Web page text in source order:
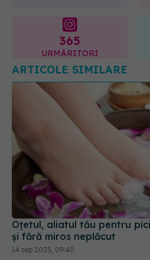
365
URMĂRITORI
ARTICOLE SIMILARE
Oțetul, aliatul tău pentru
și fără miros neplăcut
14 sep 2025, 09:40